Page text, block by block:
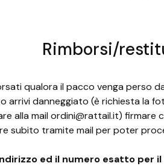
Rimborsi/
qualora il pacco venga perso
arrivi danneggiato (è richiesta la
alla mail ordini@rattail.it) firmare
subito tramite mail per poter
ed il numero esatto per